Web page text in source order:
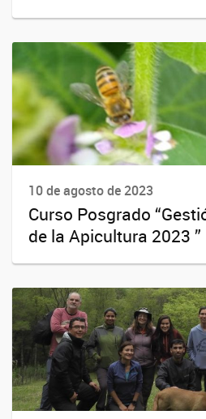
10 de agosto de 2023
Curso Posgrado
de la Apicultura 2023 ”